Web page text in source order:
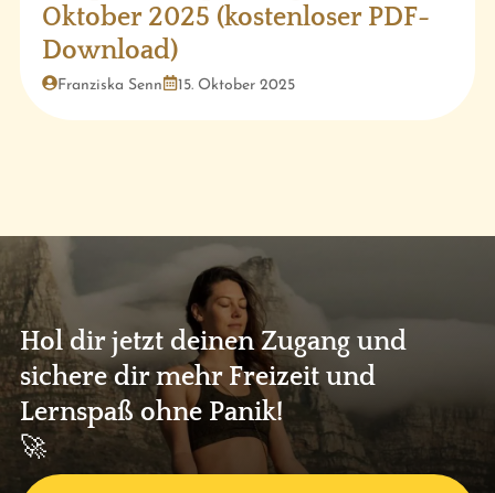
Oktober 2025 (kostenloser PDF-
Download)
Franziska Senn 15. Oktober 2025
Hol dir jetzt deinen Zugang und
sichere dir mehr Freizeit und
Lernspaß ohne Panik!
🚀